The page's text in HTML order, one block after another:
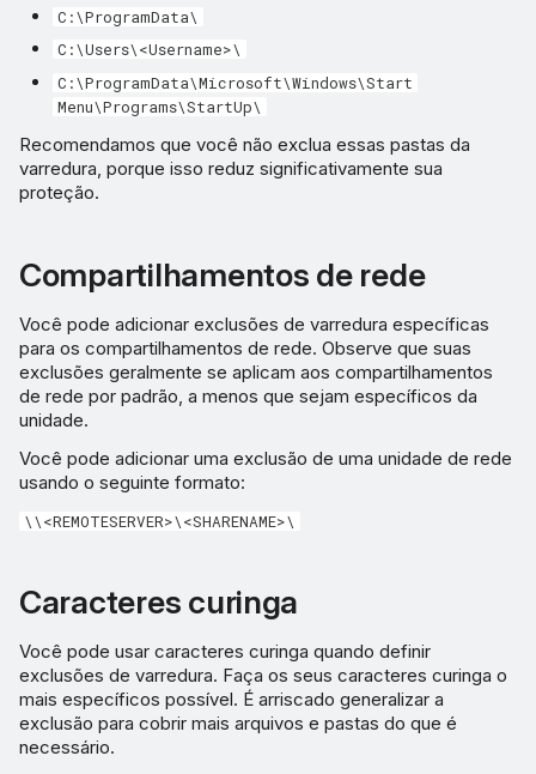
C:\ProgramData\
C:\Users\<Username>\
C:\ProgramData\Microsoft\Windows\Start
Menu\Programs\StartUp\
Recomendamos que você não exclua essas pastas da
varredura, porque isso reduz significativamente sua
proteção.
Compartilhamentos de rede
Você pode adicionar exclusões de varredura específicas
para os compartilhamentos de rede. Observe que suas
exclusões geralmente se aplicam aos compartilhamentos
de rede por padrão, a menos que sejam específicos da
unidade.
Você pode adicionar uma exclusão de uma unidade de rede
usando o seguinte formato:
\\<REMOTESERVER>\<SHARENAME>\
Caracteres curinga
Você pode usar caracteres curinga quando definir
exclusões de varredura. Faça os seus caracteres curinga o
mais específicos possível. É arriscado generalizar a
exclusão para cobrir mais arquivos e pastas do que é
necessário.